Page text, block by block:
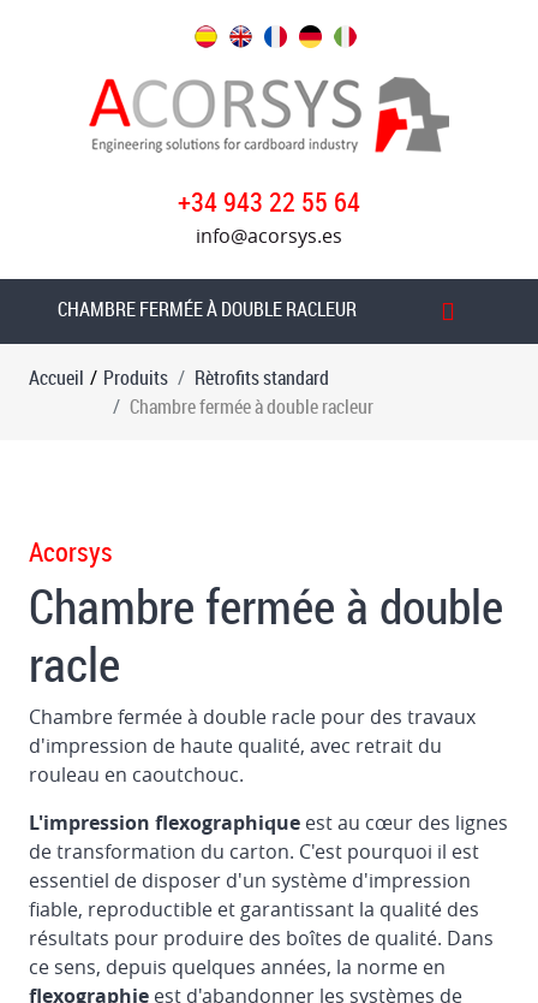
+34 943 22 55 64
info@acorsys.es
CHAMBRE FERMÉE À DOUBLE RACLEUR
Rètrofits
standard
la
roue
friction
sous
dans
imprimantes
Système
automatique
de
teinture
et
lavage
Chambre
fermée
à
double
racleur
Accueil / Produits
Rètrofits standard
Chambre fermée à double racleur
Acorsys
Chambre fermée à double
racle
Chambre fermée à double racle pour des travaux
d'impression de haute qualité, avec retrait du
rouleau en caoutchouc.
L'impression flexographique est au cœur des lignes
de transformation du carton. C'est pourquoi il est
essentiel de disposer d'un système d'impression
fiable, reproductible et garantissant la qualité des
résultats pour produire des boîtes de qualité. Dans
ce sens, depuis quelques années, la norme en
flexographie est d'abandonner les systèmes de